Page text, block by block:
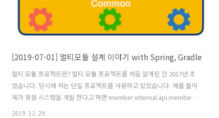
[2019-07-01] 멀티모듈 설계 이야기 with Spring, Gradle
멀티 모듈 프로젝트란? 멀티 모듈 프로젝트를 처음 알게된 건 2017년 초
였습니다. 당시에 저는 단일 프로젝트를 사용하고 있었습니다. 예를 들어
제가 회원 시스템을 개발 한다고 하면 member internal api member
external api member batch 와 같이 서로 독립된 프로젝트 단위로 가
2019. 12. 29.